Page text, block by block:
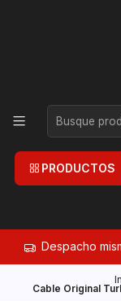
PRODUCTOS
Despacho
Cable Original